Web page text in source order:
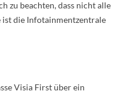
zu beachten, dass nicht alle
ist die Infotainmentzentrale
Visia First über ein